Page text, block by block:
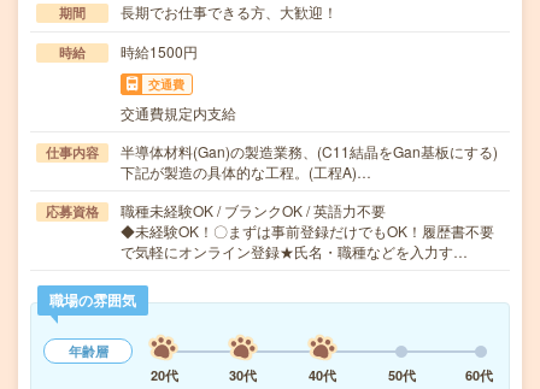
期間 長期でお仕事できる方、大歓迎！
時給 時給1500円
交通費
交通費規定内支給
仕事内容
半導体材料(Gan)の製造業務、(C11結晶をGan基板にする)
下記が製造の具体的な工程。(工程A)…
応募資格
職種未経験OK / ブランクOK / 英語力不要
◆未経験OK！〇まずは事前登録だけでもOK！履歴書不要
で気軽にオンライン登録★氏名・職種などを入力す…
職場の雰囲気
年齢層
20代
30代 40代 50代 60代